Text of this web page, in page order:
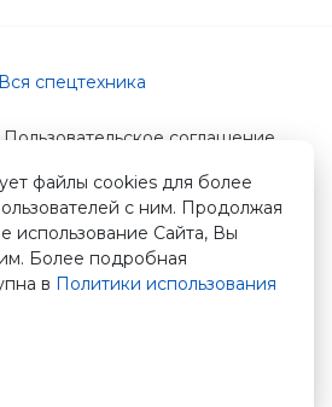
файлы cookies для более
с ним. Продолжая
использование Сайта, Вы
Более подробная
в Политики использования
Пользовательское соглашение
Вся спецтехника